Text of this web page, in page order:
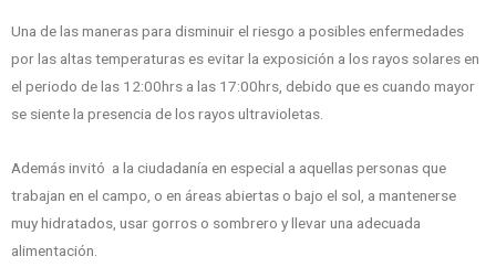
Una de las maneras para disminuir el riesgo a posibles enfermedades
por las altas temperaturas es evitar la exposición a los rayos solares en
el periodo de las 12:00hrs a las 17:00hrs, debido que es cuando mayor
se siente la presencia de los rayos ultravioletas.
Además invitó a la ciudadanía en especial a aquellas personas que
trabajan en el campo, o en áreas abiertas o bajo el sol, a mantenerse
muy hidratados, usar gorros o sombrero y llevar una adecuada
alimentación.